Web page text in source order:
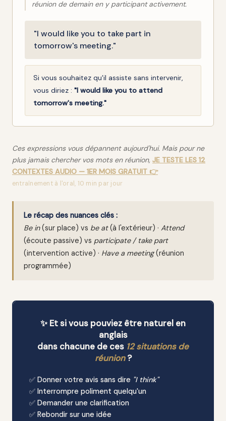
réunion de demain en y participant activement.
"I would like you to take part in
tomorrow's meeting."
Si vous souhaitez qu'il assiste sans intervenir,
vous diriez : "I would like you to attend
tomorrow's meeting."
Ces expressions vous dépannent aujourd'hui. Mais pour ne
plus jamais chercher vos mots en réunion, JE TESTE LES 12
CONTEXTES AUDIO — 1ER MOIS GRATUIT 👉
entraînement à l'oral, 10 min par jour
Le récap des nuances clés :
Be in(sur place) vs be at(à l'extérieur) · Attend
(écoute passive) vs participate / take part
(intervention active) · Have a meeting(réunion
programmée)
✨ Et si vous pouviez être naturel en
anglais
dans chacune de ces 12 situations de
réunion?
✅ Donner votre avis sans dire "I think"
✅ Interrompre poliment quelqu'un
✅ Demander une clarification
✅ Rebondir sur une idée